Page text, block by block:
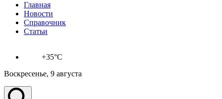
Главная
Новости
Справочник
Статьи
+35°C
Воскресенье, 9 августа